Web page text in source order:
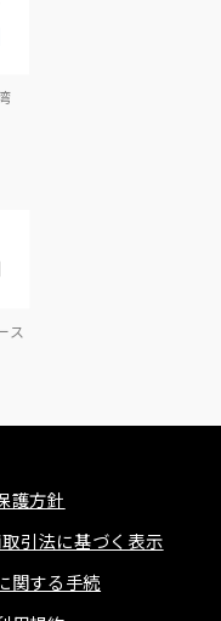
ス
護方針
引法に基づく表示
関する手続